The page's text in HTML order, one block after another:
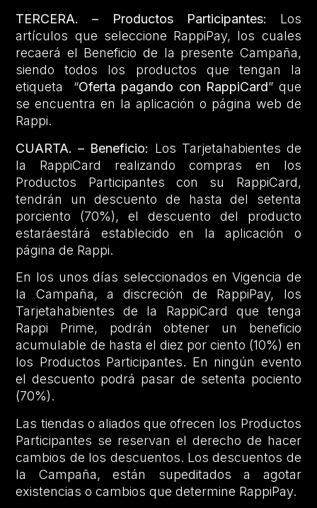
TERCERA. – Productos Participantes: Los
artículos que seleccione RappiPay, los cuales
recaerá el Beneficio de la presente Campaña,
siendo todos los productos que tengan la
etiqueta “Oferta pagando con RappiCard” que
se encuentra en la aplicación o página web de
Rappi.
CUARTA. – Beneficio: Los Tarjetahabientes de
la RappiCard realizando compras en los
Productos Participantes con su RappiCard,
tendrán un descuento de hasta del setenta
porciento (70%), el descuento del producto
estaráestárá establecido en la aplicación o
página de Rappi.
En los unos días seleccionados en Vigencia de
la Campaña, a discreción de RappiPay, los
Tarjetahabientes de la RappiCard que tenga
Rappi Prime, podrán obtener un beneficio
acumulable de hasta el diez por ciento (10%) en
los Productos Participantes. En ningún evento
el descuento podrá pasar de setenta pociento
(70%).
Las tiendas o aliados que ofrecen los Productos
Participantes se reservan el derecho de hacer
cambios de los descuentos. Los descuentos de
la Campaña, están supeditados a agotar
existencias o cambios que determine RappiPay.